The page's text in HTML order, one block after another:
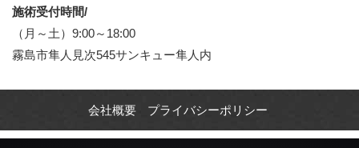
施術受付時間/
（月～土）9:00～18:00
霧島市隼人見次545サンキュー隼人内
会社概要 プライバシーポリシー